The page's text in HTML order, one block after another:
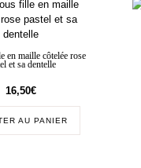
en maille côtelée rose
et sa dentelle
16,50€
AU PANIER